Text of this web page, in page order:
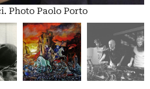
Photo Paolo Porto